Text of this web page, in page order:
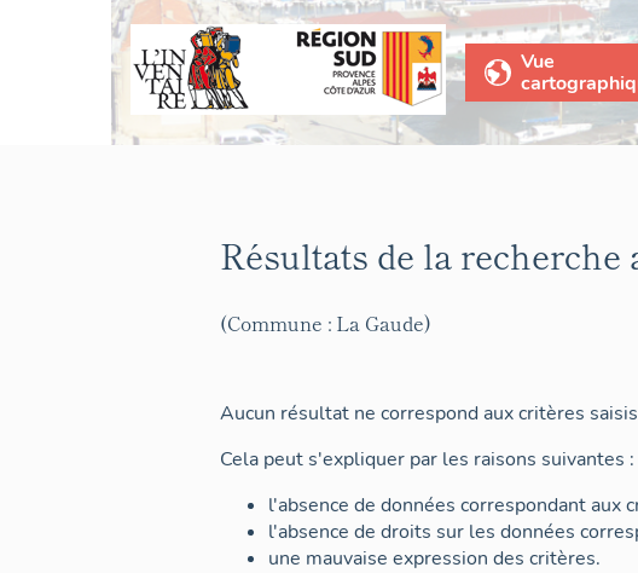
Vue
Résultats de la recherche
(Commune : La Gaude)
Aucun résultat ne correspond aux critères
Cela peut s'expliquer par les raisons suivantes :
l'absence de données correspondant aux
l'absence de droits sur les données
une mauvaise expression des critères.